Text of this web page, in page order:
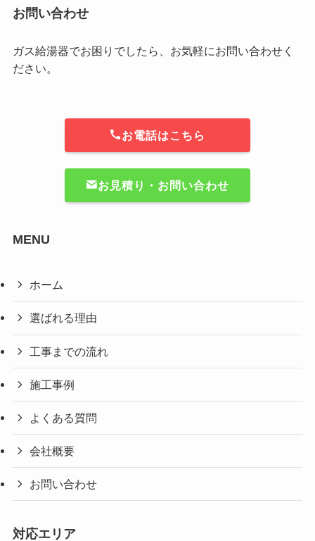
お問い合わせ
ガス給湯器でお困りでしたら、お気軽にお問い合わせく
ださい。
お電話はこちら
お見積り・お問い合わせ
MENU
ホーム
選ばれる理由
工事までの流れ
施工事例
よくある質問
会社概要
お問い合わせ
対応エリア